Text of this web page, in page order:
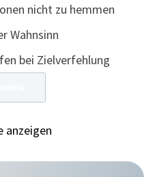
nicht zu hemmen
Wahnsinn
bei Zielverfehlung
anzeigen